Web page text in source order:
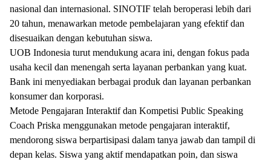
nasional dan internasional. SINOTIF telah beroperasi lebih dari
20 tahun, menawarkan metode pembelajaran yang efektif dan
disesuaikan dengan kebutuhan siswa.
UOB Indonesia turut mendukung acara ini, dengan fokus pada
usaha kecil dan menengah serta layanan perbankan yang kuat.
Bank ini menyediakan berbagai produk dan layanan perbankan
konsumer dan korporasi.
Metode Pengajaran Interaktif dan Kompetisi Public Speaking
Coach Priska menggunakan metode pengajaran interaktif,
mendorong siswa berpartisipasi dalam tanya jawab dan tampil di
depan kelas. Siswa yang aktif mendapatkan poin, dan siswa